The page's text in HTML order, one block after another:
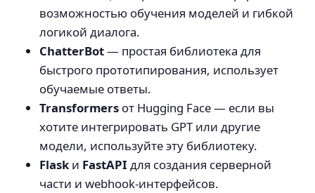
возможностью обучения моделей и гибкой
логикой диалога.
ChatterBot— простая библиотека для
быстрого прототипирования, использует
обучаемые ответы.
Transformers от Hugging Face — если вы
хотите интегрировать GPT или другие
модели, используйте эту библиотеку.
Flaskи FastAPI для создания серверной
части и webhook-интерфейсов.